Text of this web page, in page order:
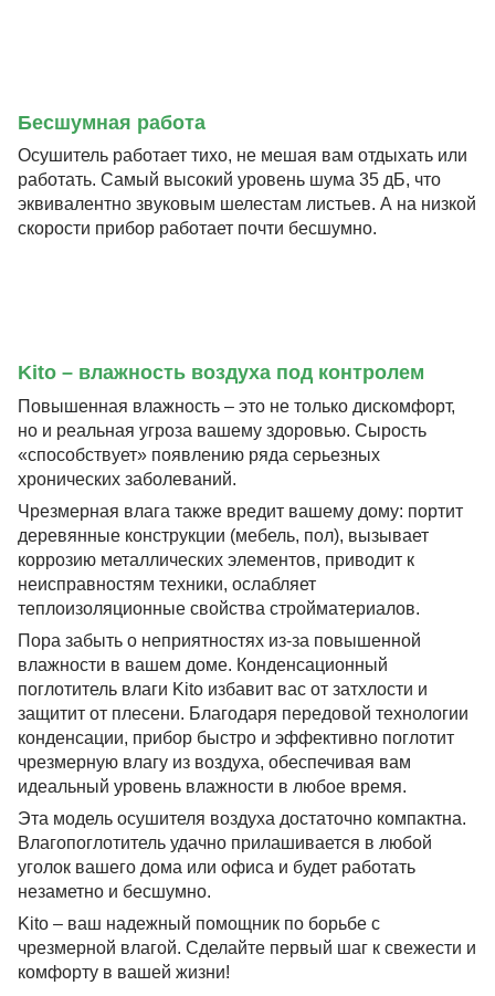
Бесшумная работа
Осушитель работает тихо, не мешая вам отдыхать или
работать. Самый высокий уровень шума 35 дБ, что
эквивалентно звуковым шелестам листьев. А на низкой
скорости прибор работает почти бесшумно.
Kito – влажность воздуха под контролем
Повышенная влажность – это не только дискомфорт,
но и реальная угроза вашему здоровью. Сырость
«способствует» появлению ряда серьезных
хронических заболеваний.
Чрезмерная влага также вредит вашему дому: портит
деревянные конструкции (мебель, пол), вызывает
коррозию металлических элементов, приводит к
неисправностям техники, ослабляет
теплоизоляционные свойства стройматериалов.
Пора забыть о неприятностях из-за повышенной
влажности в вашем доме. Конденсационный
поглотитель влаги Kito избавит вас от затхлости и
защитит от плесени. Благодаря передовой технологии
конденсации, прибор быстро и эффективно поглотит
чрезмерную влагу из воздуха, обеспечивая вам
идеальный уровень влажности в любое время.
Эта модель осушителя воздуха достаточно компактна.
Влагопоглотитель удачно прилашивается в любой
уголок вашего дома или офиса и будет работать
незаметно и бесшумно.
Kito – ваш надежный помощник по борьбе с
чрезмерной влагой. Сделайте первый шаг к свежести и
комфорту в вашей жизни!